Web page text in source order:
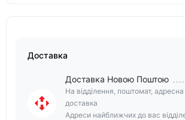
Доставка
Доставка Новою Поштою
На відділення, поштомат, адресна
доставка
Адреси найближчих до вас